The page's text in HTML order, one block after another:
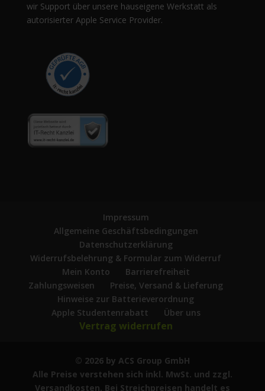
wir Support über unsere hauseigene Werkstatt als
autorisierter Apple Service Provider.
Impressum
Allgemeine Geschäftsbedingungen
Datenschutzerklärung
Widerrufsbelehrung & Formular zum Widerruf
Mein Konto
Barrierefreiheit
Zahlungsweisen
Preise, Versand & Lieferung
Hinweise zur Batterieverordnung
Apple Studentenrabatt
Über uns
Vertrag widerrufen
© 2026 by ACS Group GmbH
Alle Preise verstehen sich inkl. MwSt. und zzgl.
Versandkosten. Bei Streichpreisen handelt es